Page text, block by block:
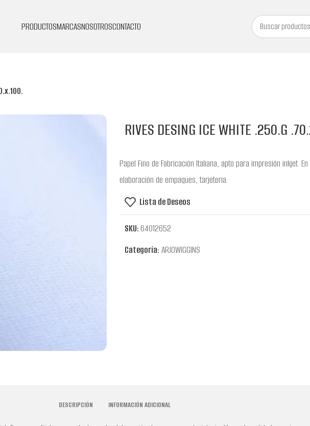
PRODUCTOSMARCASNOSOTROSCONTACTO
RIVES DESING ICE WHITE .250.G
Papel Fino de Fabricación Italiana, apto para impresión inkjet.
elaboración de empaques, tarjeteria.
Lista de Deseos
SKU:64012652
Categoría: ARJOWIGGINS
DESCRIPCIÓN INFORMACIÓN ADICIONAL